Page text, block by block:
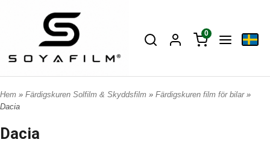
0
Hem » Färdigskuren Solfilm & Skyddsfilm » Färdigskuren film för bilar »
Dacia
Dacia